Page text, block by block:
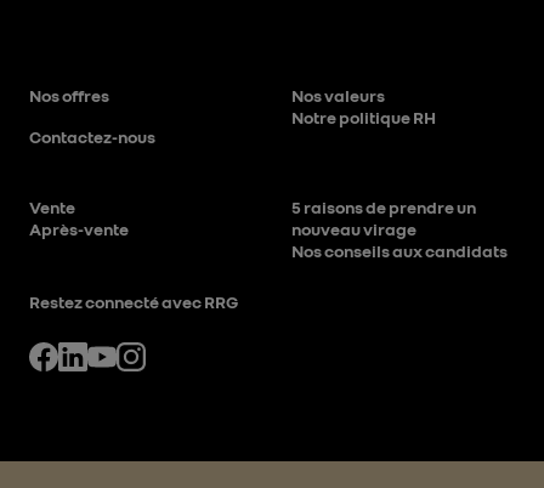
Nos offres
Contactez-nous
Nos valeurs
Notre politique RH
Vente
Après-vente
5 raisons de prendre un
nouveau virage
Nos conseils aux candidats
Restez connecté avec RRG